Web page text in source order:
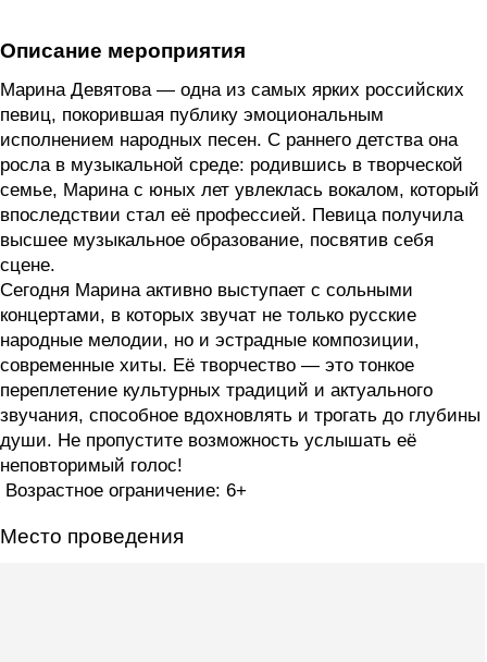
Описание мероприятия
Марина Девятова — одна из самых ярких российских
певиц, покорившая публику эмоциональным
исполнением народных песен. С раннего детства она
росла в музыкальной среде: родившись в творческой
семье, Марина с юных лет увлеклась вокалом, который
впоследствии стал её профессией. Певица получила
высшее музыкальное образование, посвятив себя
сцене.
Сегодня Марина активно выступает с сольными
концертами, в которых звучат не только русские
народные мелодии, но и эстрадные композиции,
современные хиты. Её творчество — это тонкое
переплетение культурных традиций и актуального
звучания, способное вдохновлять и трогать до глубины
души. Не пропустите возможность услышать её
неповторимый голос!
Возрастное ограничение: 6+
Место проведения